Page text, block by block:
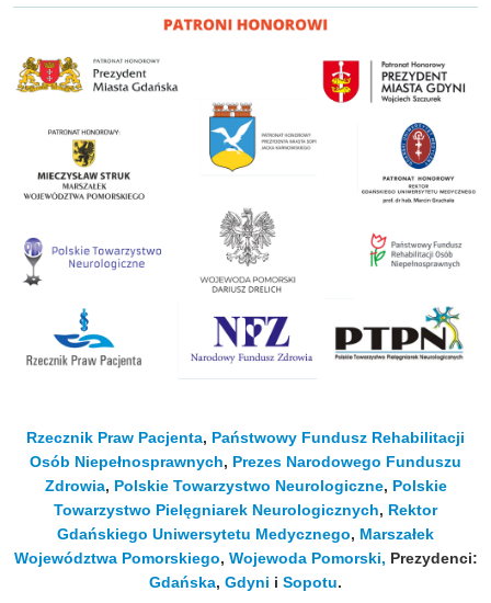
Rzecznik Praw Pacjenta, Państwowy Fundusz Rehabilitacji
Osób Niepełnosprawnych, Prezes Narodowego Funduszu
Zdrowia, Polskie Towarzystwo Neurologiczne, Polskie
Towarzystwo Pielęgniarek Neurologicznych, Rektor
Gdańskiego Uniwersytetu Medycznego, Marszałek
Województwa Pomorskiego, Wojewoda Pomorski, Prezydenci:
Gdańska, Gdyni i Sopotu.